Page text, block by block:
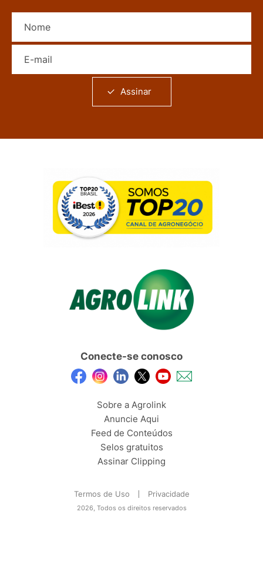
Assinar
Conecte-se conosco
Sobre a Agrolink
Anuncie Aqui
Feed de Conteúdos
Selos gratuitos
Assinar Clipping
Termos de Uso Privacidade
2026, Todos os direitos reservados